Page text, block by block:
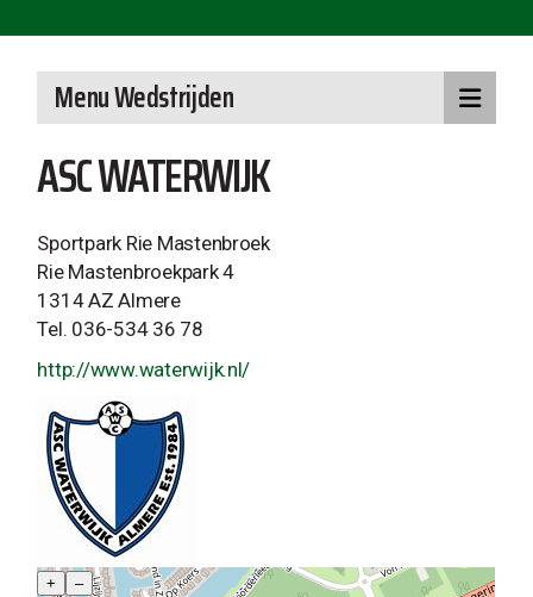
ASC WATERWIJK
Sportpark Rie Mastenbroek
Rie Mastenbroekpark 4
1314 AZ Almere
Tel. 036-534 36 78
http://www.waterwijk.nl/
+ –
Menu Wedstrijden